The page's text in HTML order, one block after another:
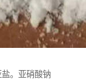
。亚硝酸钠